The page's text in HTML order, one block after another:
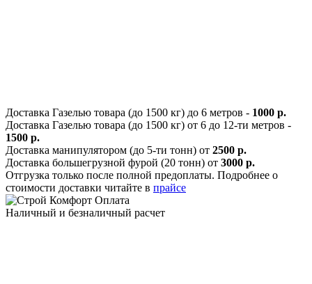
Доставка Газелью товара (до 1500 кг) до 6 метров - 1000 р.
Доставка Газелью товара (до 1500 кг) от 6 до 12-ти метров -
1500 р.
Доставка манипулятором (до 5-ти тонн) от 2500 р.
Доставка большегрузной фурой (20 тонн) от 3000 р.
Отгрузка только после полной предоплаты. Подробнее о
стоимости доставки читайте в прайсе
Оплата
Наличный и безналичный расчет